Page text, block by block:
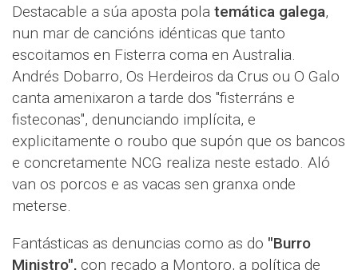
Destacable a súa aposta pola temática galega,
nun mar de cancións idénticas que tanto
escoitamos en Fisterra coma en Australia.
Andrés Dobarro, Os Herdeiros da Crus ou O Galo
canta amenixaron a tarde dos "fisterráns e
fisteconas", denunciando implícita, e
explicitamente o roubo que supón que os bancos
e concretamente NCG realiza neste estado. Aló
van os porcos e as vacas sen granxa onde
meterse.
Fantásticas as denuncias como as do "Burro
Ministro", con recado a Montoro, a política de